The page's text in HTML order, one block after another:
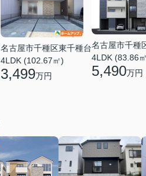
名古屋市千種区東千種台
4LDK (102.67㎡)
3,499万円
名古屋市千種
4LDK (83.86
5,490万円